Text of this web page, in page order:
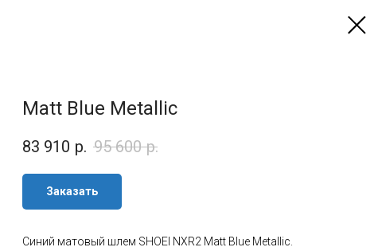
Matt Blue Metallic
83 910 р. 95 600 р.
Заказать
Синий матовый шлем SHOEI NXR2 Matt Blue Metallic.